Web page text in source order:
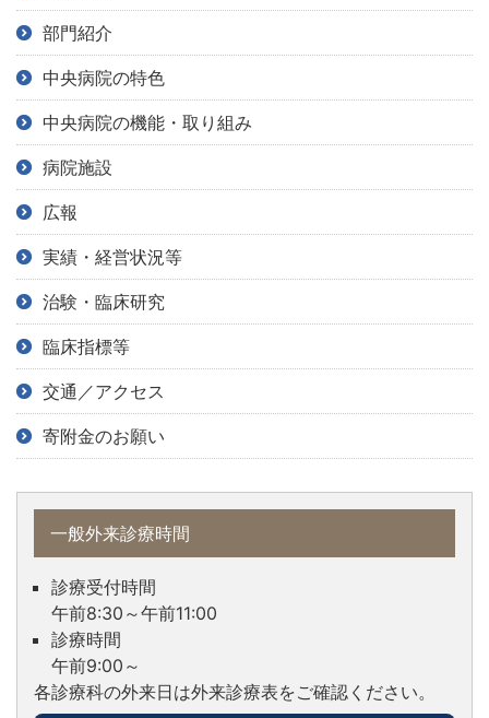
部門紹介
中央病院の特色
中央病院の機能・取り組み
病院施設
広報
実績・経営状況等
治験・臨床研究
臨床指標等
交通／アクセス
寄附金のお願い
一般外来診療時間
診療受付時間
午前8:30～午前11:00
診療時間
午前9:00～
各診療科の外来日は外来診療表をご確認ください。